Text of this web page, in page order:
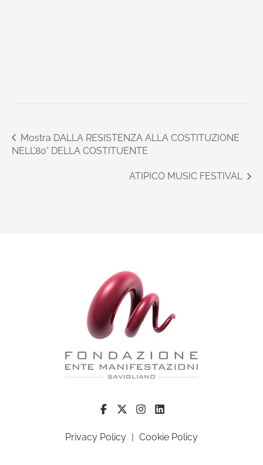
Mostra DALLA RESISTENZA ALLA COSTITUZIONE
NELL’80° DELLA COSTITUENTE
ATIPICO MUSIC FESTIVAL
Privacy Policy Cookie Policy